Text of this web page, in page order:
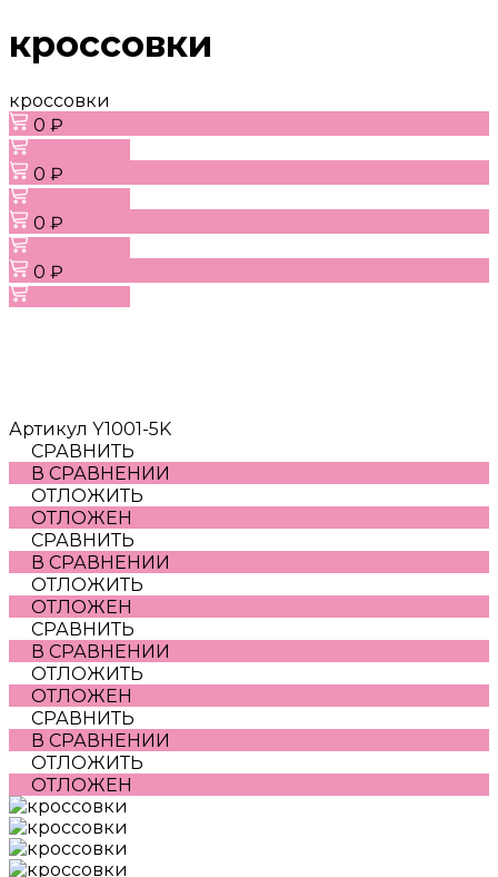
кроссовки
кроссовки
0 ₽
0 ₽
0 ₽
0 ₽
Артикул Y1001-5K
СРАВНИТЬ
В СРАВНЕНИИ
ОТЛОЖИТЬ
ОТЛОЖЕН
СРАВНИТЬ
В СРАВНЕНИИ
ОТЛОЖИТЬ
ОТЛОЖЕН
СРАВНИТЬ
В СРАВНЕНИИ
ОТЛОЖИТЬ
ОТЛОЖЕН
СРАВНИТЬ
В СРАВНЕНИИ
ОТЛОЖИТЬ
ОТЛОЖЕН